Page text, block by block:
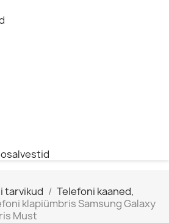
tarvikud
Telefoni kaaned,
klapiümbris Samsung Galaxy
Must